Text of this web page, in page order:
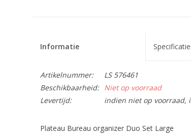
Informatie
Artikelnummer:
LS 576461
Beschikbaarheid:
Niet op voorraad
Levertijd:
indien niet op voorraad,
Plateau Bureau organizer Duo Set Large